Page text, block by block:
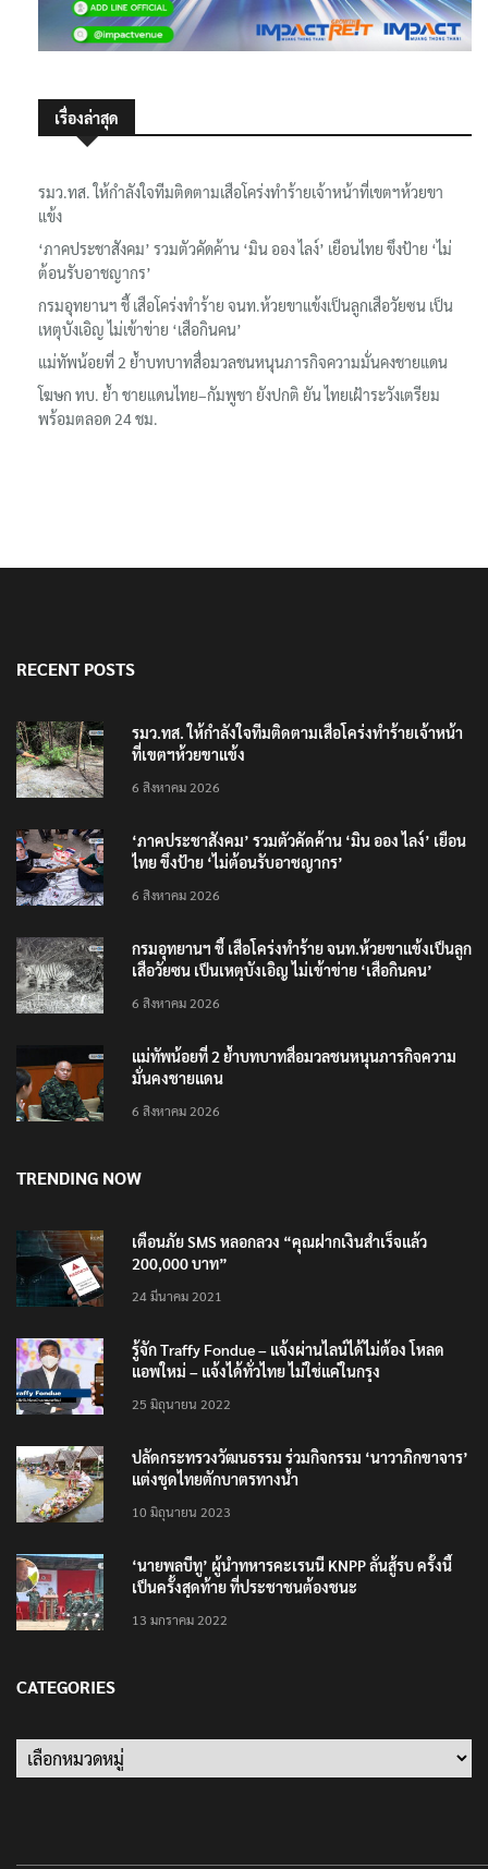
เรื่องล่าสุด
รมว.ทส. ให้กำลังใจทีมติดตามเสือโคร่งทำร้ายเจ้าหน้าที่เขตฯห้วยขา
แข้ง
‘ภาคประชาสังคม’ รวมตัวคัดค้าน ‘มิน ออง ไลง์’ เยือนไทย ขึงป้าย ‘ไม่
ต้อนรับอาชญากร’
กรมอุทยานฯ ชี้ เสือโคร่งทำร้าย จนท.ห้วยขาแข้งเป็นลูกเสือวัยซน เป็น
เหตุบังเอิญ ไม่เข้าข่าย ‘เสือกินคน’
แม่ทัพน้อยที่ 2 ย้ำบทบาทสื่อมวลชนหนุนภารกิจความมั่นคงชายแดน
โฆษก ทบ. ย้ำ ชายแดนไทย–กัมพูชา ยังปกติ ยัน ไทยเฝ้าระวังเตรียม
พร้อมตลอด 24 ชม.
RECENT POSTS
รมว.ทส. ให้กำลังใจทีมติดตามเสือโคร่งทำร้ายเจ้าหน้า
ที่เขตฯห้วยขาแข้ง
6 สิงหาคม 2026
‘ภาคประชาสังคม’ รวมตัวคัดค้าน ‘มิน ออง ไลง์’ เยือน
ไทย ขึงป้าย ‘ไม่ต้อนรับอาชญากร’
6 สิงหาคม 2026
กรมอุทยานฯ ชี้ เสือโคร่งทำร้าย จนท.ห้วยขาแข้งเป็นลูก
เสือวัยซน เป็นเหตุบังเอิญ ไม่เข้าข่าย ‘เสือกินคน’
6 สิงหาคม 2026
แม่ทัพน้อยที่ 2 ย้ำบทบาทสื่อมวลชนหนุนภารกิจความ
มั่นคงชายแดน
6 สิงหาคม 2026
TRENDING NOW
เตือนภัย SMS หลอกลวง “คุณฝากเงินสำเร็จแล้ว
200,000 บาท”
24 มีนาคม 2021
รู้จัก Traffy Fondue – แจ้งผ่านไลน์ได้ไม่ต้อง โหลด
แอพใหม่ – แจ้งได้ทั่วไทย ไม่ใช่แค่ในกรุง
25 มิถุนายน 2022
ปลัดกระทรวงวัฒนธรรม ร่วมกิจกรรม ‘นาวาภิกขาจาร’
แต่งชุดไทยตักบาตรทางน้ำ
10 มิถุนายน 2023
‘นายพลบีทู’ ผู้นำทหารคะเรนนี KNPP ลั่นสู้รบ ครั้งนี้
เป็นครั้งสุดท้าย ที่ประชาชนต้องชนะ
13 มกราคม 2022
CATEGORIES
Categories